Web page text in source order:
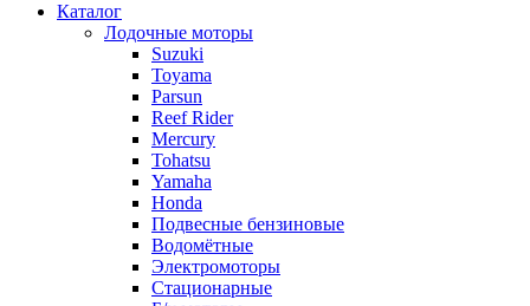
Каталог
Лодочные моторы
Suzuki
Toyama
Parsun
Reef Rider
Mercury
Tohatsu
Yamaha
Honda
Подвесные бензиновые
Водомётные
Электромоторы
Стационарные